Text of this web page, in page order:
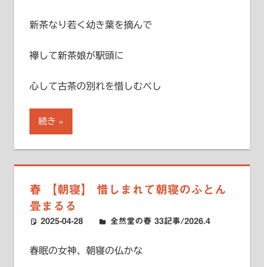
新茶なり若く幼き葉を摘んで
襷して新茶娘が駅頭に
心して古茶の別れを惜しむべし
続き
春 【朝寝】 惜しまれて朝寝のふとん
畳まるる
2025-04-28 ハードエッジ
全然堂の春 33記事/2026.4
春眠の女神、朝寝の仏かな